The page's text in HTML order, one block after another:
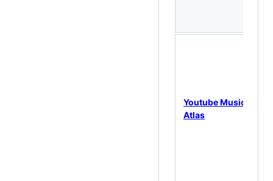
Youtube Music
Atlas